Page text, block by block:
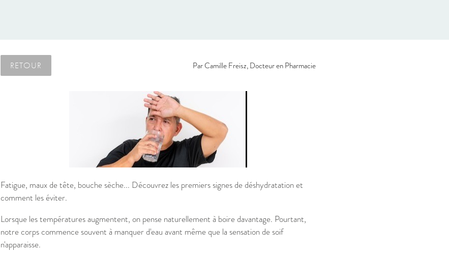
RETOUR ParCamille Freisz, Docteur en Pharmacie
Fatigue, maux de tête, bouche sèche... Découvrez les premiers signes de déshydratation et
comment les éviter.
Lorsque les températures augmentent, on pense naturellement à boire davantage. Pourtant,
notre corps commence souvent à manquer d'eau avant même que la sensation de soif
n'apparaisse.